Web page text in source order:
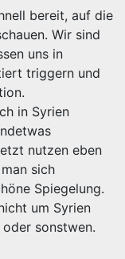
bereit, auf die
Wir sind
uns in
triggern und
in Syrien
nutzen eben
sich
Spiegelung.
um Syrien
sonstwen.